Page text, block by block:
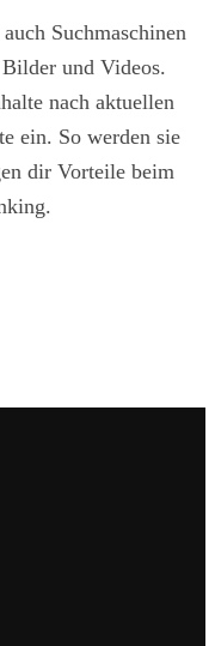
Suchmaschinen
und Videos.
nach aktuellen
ein. So werden sie
dir Vorteile beim